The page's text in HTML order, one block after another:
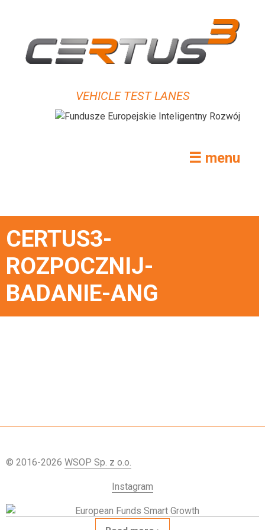
VEHICLE TEST LANES
☰ menu
CERTUS3-
ROZPOCZNIJ-
BADANIE-ANG
© 2016-2026 WSOP Sp. z o.o.
Instagram